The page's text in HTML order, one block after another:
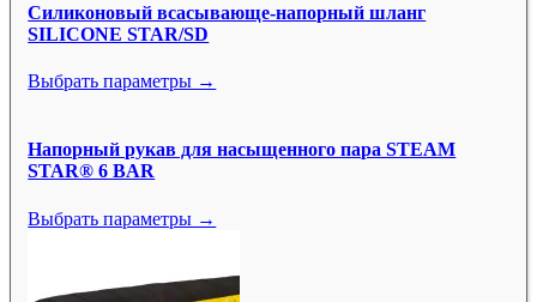
Силиконовый всасывающе-напорный шланг
SILICONE STAR/SD
Выбрать параметры →
Напорный рукав для насыщенного пара STEAM
STAR® 6 BAR
Выбрать параметры →